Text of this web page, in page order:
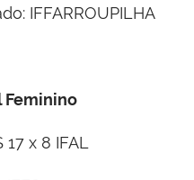
IFFARROUPILHA
Feminino
17 x 8 IFAL